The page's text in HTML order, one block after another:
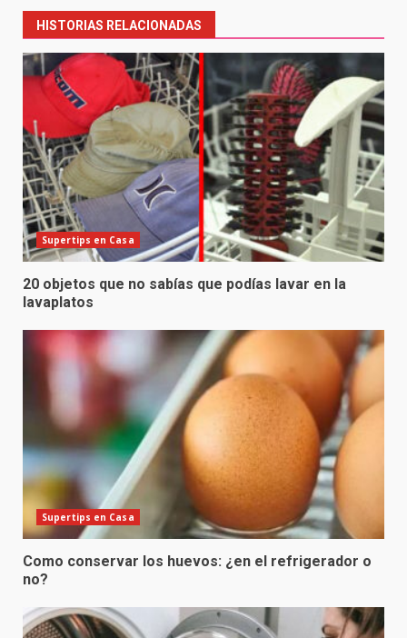
HISTORIAS RELACIONADAS
Supertips en Casa
20 objetos que no sabías que podías lavar en la
lavaplatos
Supertips en Casa
Como conservar los huevos: ¿en el refrigerador o
no?